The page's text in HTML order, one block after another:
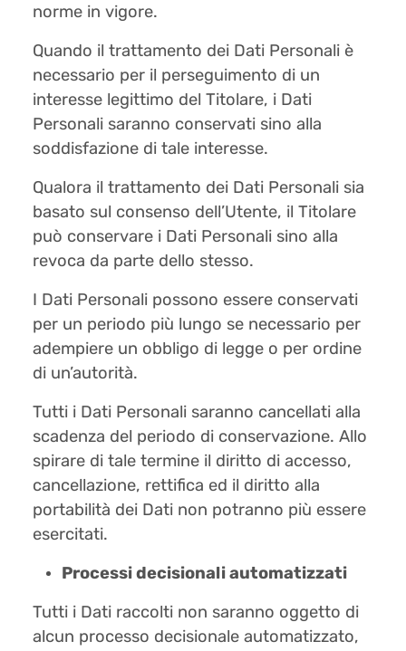
norme in vigore.
Quando il trattamento dei Dati Personali è
necessario per il perseguimento di un
interesse legittimo del Titolare, i Dati
Personali saranno conservati sino alla
soddisfazione di tale interesse.
Qualora il trattamento dei Dati Personali sia
basato sul consenso dell’Utente, il Titolare
può conservare i Dati Personali sino alla
revoca da parte dello stesso.
I Dati Personali possono essere conservati
per un periodo più lungo se necessario per
adempiere un obbligo di legge o per ordine
di un’autorità.
Tutti i Dati Personali saranno cancellati alla
scadenza del periodo di conservazione. Allo
spirare di tale termine il diritto di accesso,
cancellazione, rettifica ed il diritto alla
portabilità dei Dati non potranno più essere
esercitati.
Processi decisionali automatizzati
Tutti i Dati raccolti non saranno oggetto di
alcun processo decisionale automatizzato,